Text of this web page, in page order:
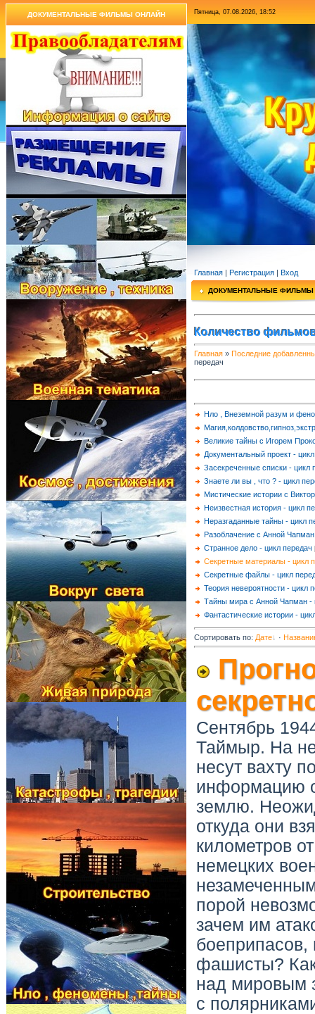
ДОКУМЕНТАЛЬНЫЕ ФИЛЬМЫ ОНЛАЙН Пятница, 07.08.2026, 18:52
Главная | Регистрация | Вход
ДОКУМЕНТАЛЬНЫЕ ФИЛЬМЫ
Количество
Главная » Последние
передач
Нло , Внеземной разум и
Великие тайны с Игорем
Документальный проект -
Засекреченные списки - цикл
Знаете ли вы , что ? - цикл
Мистические истории с
Неизвестная история - цикл
Неразгаданные тайны - цикл
Разоблачение с Анной
Странное дело - цикл передач
Секретные материалы - цикл
Секретные файлы - цикл
Теория невероятности - цикл
Тайны мира с Анной Чапман -
Фантастические истории -
Сортировать по: Дате ·
Сентябрь
Таймыр. На
несут вахту
информацию
землю.
откуда они
километров
немецких
порой
зачем им
боеприпасов,
фашисты?
над мировым
с